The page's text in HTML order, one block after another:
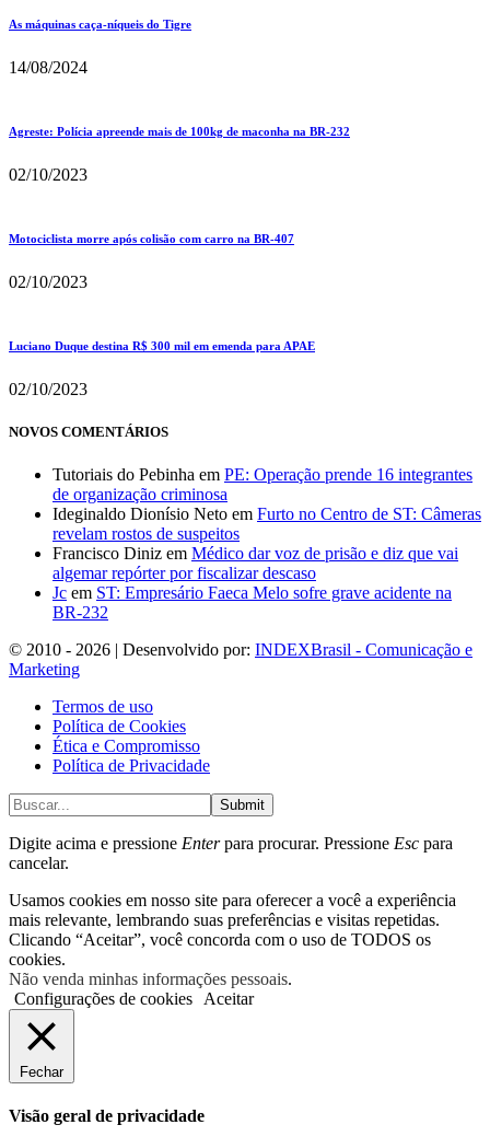
As máquinas caça-níqueis do Tigre
14/08/2024
Agreste: Polícia apreende mais de 100kg de maconha na BR-232
02/10/2023
Motociclista morre após colisão com carro na BR-407
02/10/2023
Luciano Duque destina R$ 300 mil em emenda para APAE
02/10/2023
NOVOS COMENTÁRIOS
Tutoriais do Pebinha em PE: Operação prende 16 integrantes
de organização criminosa
Ideginaldo Dionísio Neto em Furto no Centro de ST: Câmeras
revelam rostos de suspeitos
Francisco Diniz em Médico dar voz de prisão e diz que vai
algemar repórter por fiscalizar descaso
Jc em ST: Empresário Faeca Melo sofre grave acidente na
BR-232
© 2010 - 2026 | Desenvolvido por: INDEXBrasil - Comunicação e
Marketing
Termos de uso
Política de Cookies
Ética e Compromisso
Política de Privacidade
Submit
Digite acima e pressione Enterpara procurar. Pressione Esc para
cancelar.
Usamos cookies em nosso site para oferecer a você a experiência
mais relevante, lembrando suas preferências e visitas repetidas.
Clicando “Aceitar”, você concorda com o uso de TODOS os
cookies.
Não venda minhas informações pessoais.
Configurações de cookies
Aceitar
Fechar
Visão geral de privacidade